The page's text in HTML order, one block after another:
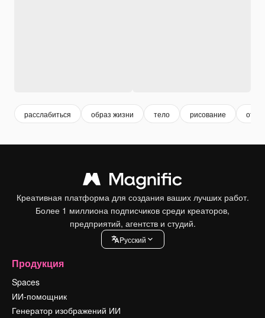
расслабиться образ жизни тело рисование
Креативная платформа для создания ваших лучших работ.
Более 1 миллиона подписчиков среди креаторов,
предприятий, агентств и студий.
Pусский
Продукция
Spaces
ИИ-помощник
Генератор изображений ИИ